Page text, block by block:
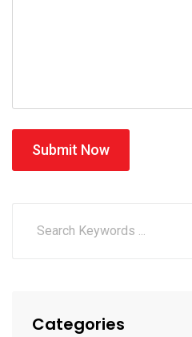
Submit Now
Categories